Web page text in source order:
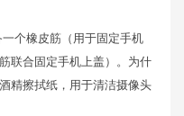
个橡皮筋（用于固定手机
联合固定手机上盖）。为什
精擦拭纸，用于清洁摄像头